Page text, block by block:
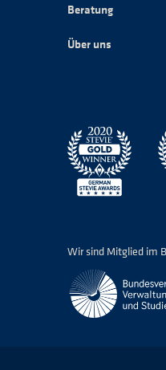
Beratung
Über uns
Wir sind Mitglied im